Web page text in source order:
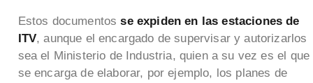
Estos documentosse expiden en las estaciones de
ITV, aunque el encargado de supervisar y autorizarlos
sea el Ministerio de Industria, quien a su vez es el que
se encarga de elaborar, por ejemplo, los planes de